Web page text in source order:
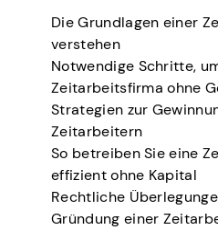
Die Grundlagen einer
verstehen
Notwendige Schritte,
Zeitarbeitsfirma ohne
Strategien zur
Zeitarbeitern
So betreiben Sie eine
effizient ohne Kapital
Rechtliche
Gründung einer